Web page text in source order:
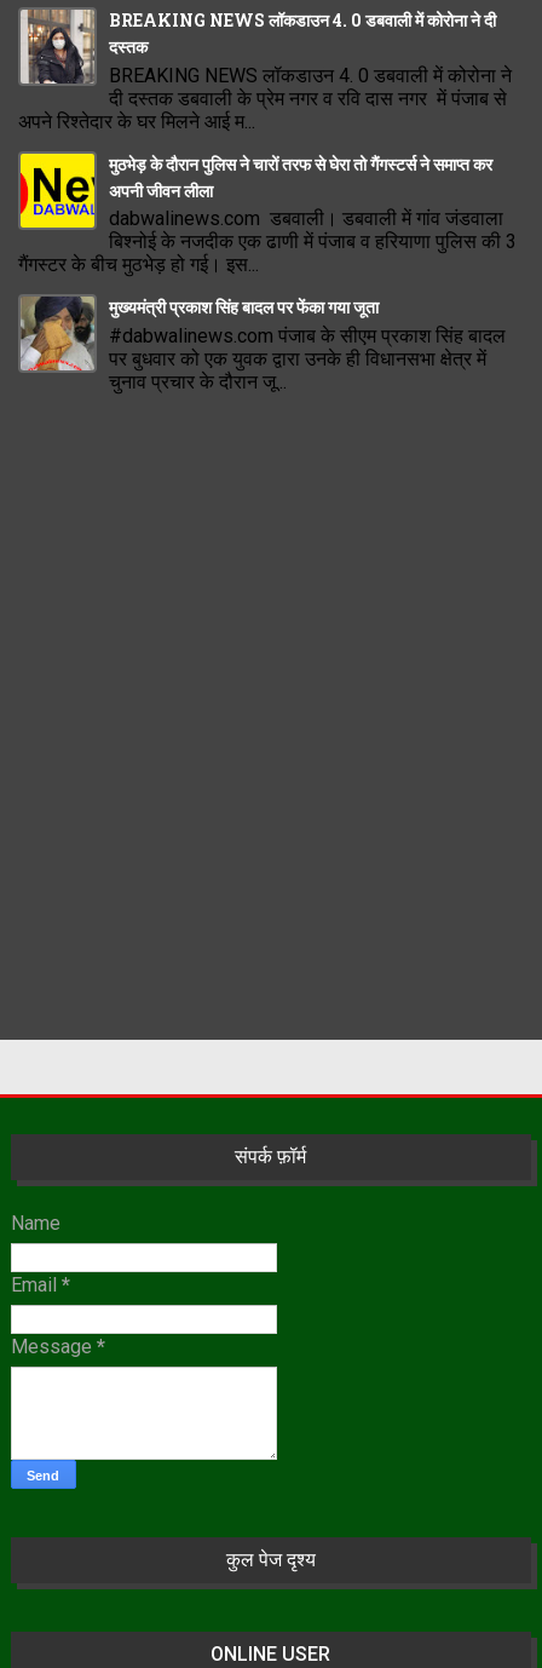
BREAKING NEWS लॉकडाउन 4. 0 डबवाली में कोरोना ने दी
दस्तक
BREAKING NEWS लॉकडाउन 4. 0 डबवाली में कोरोना ने
दी दस्तक डबवाली के प्रेम नगर व रवि दास नगर में पंजाब से
अपने रिश्तेदार के घर मिलने आई म...
मुठभेड़ के दौरान पुलिस ने चारों तरफ से घेरा तो गैंगस्टर्स ने समाप्त कर
अपनी जीवन लीला
dabwalinews.com डबवाली। डबवाली में गांव जंडवाला
बिश्नोई के नजदीक एक ढाणी में पंजाब व हरियाणा पुलिस की 3
गैंगस्टर के बीच मुठभेड़ हो गई। इस...
मुख्यमंत्री प्रकाश सिंह बादल पर फेंका गया जूता
#dabwalinews.com पंजाब के सीएम प्रकाश सिंह बादल
पर बुधवार को एक युवक द्वारा उनके ही विधानसभा क्षेत्र में
चुनाव प्रचार के दौरान जू...
संपर्क फ़ॉर्म
Name
Email *
Message *
कुल पेज दृश्य
ONLINE USER